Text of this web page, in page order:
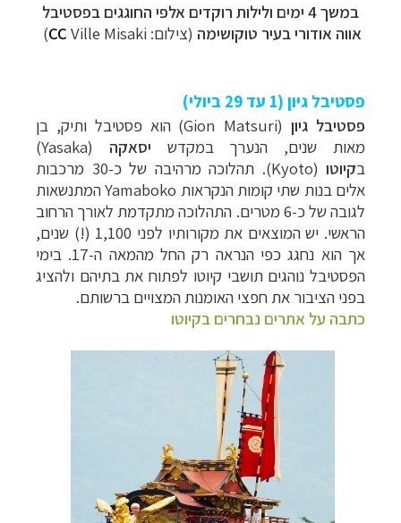
במשך 4 ימים ולילות רוקדים אלפי החוגגים בפסטיבל
אווה אודורי בעיר טוקושימה (צילום: CC Ville Misaki
)
פסטיבל גיון (1 עד 29 ביולי)
פסטיבל גיון(Gion Matsuri) הוא פסטיבל
ותיק, בן
מאות שנים, הנערך במקדש יסאקה
(Yasaka)
בקיוטו (Kyoto)
. תהלוכה מרהיבה של כ-30 מרכבות
אלים בנות שתי קומות הנקראות Yamaboko המתנשאות
לגובה של כ-6 מטרים. התהלוכה מתקדמת לאורך הרחוב
הראשי. יש המוצאים את מקורותיו לפני 1,100
(!) שנים,
אך הוא נחגג כפי הנראה רק החל מהמאה ה-17. בימי
הפסטיבל נוהגים תושבי קיוטו לפתוח את בתיהם ולהציג
בפני הציבור את חפצי האומנות המצויים ברשותם.
כתבה על אתרים נבחרים בקיוטו